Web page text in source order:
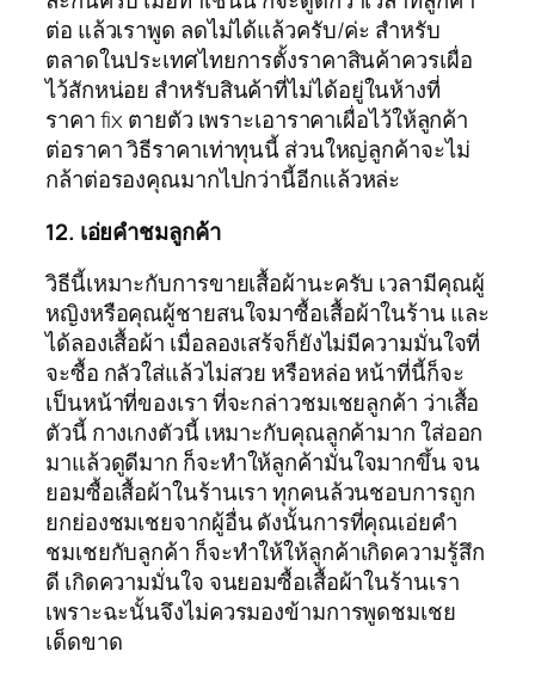
ต่อ แล้วเราพูด ลดไม่ได้แล้วครับ/ค่ะ สำหรับ
ตลาดในประเทศไทยการตั้งราคาสินค้าควรเผื่อ
ไว้สักหน่อย สำหรับสินค้าที่ไม่ได้อยู่ในห้างที่
ราคา fix ตายตัว เพราะเอาราคาเผื่อไว้ให้ลูกค้า
ต่อราคา วิธีราคาเท่าทุนนี้ ส่วนใหญ่ลูกค้าจะไม่
กล้าต่อรองคุณมากไปกว่านี้อีกแล้วหล่ะ
12. เอ่ยคำชมลูกค้า
วิธีนี้เหมาะกับการขายเสื้อผ้านะครับ เวลามีคุณผู้
หญิงหรือคุณผู้ชายสนใจมาซื้อเสื้อผ้าในร้าน และ
ได้ลองเสื้อผ้า เมื่อลองเสร้จก็ยังไม่มีความมั่นใจที่
จะซื้อ กลัวใส่แล้วไม่สวย หรือหล่อ หน้าที่นี้ก็จะ
เป็นหน้าที่ของเรา ที่จะกล่าวชมเชยลูกค้า ว่าเสื้อ
ตัวนี้ กางเกงตัวนี้ เหมาะกับคุณลูกค้ามาก ใส่ออก
มาแล้วดูดีมาก ก็จะทำให้ลูกค้ามั่นใจมากขึ้น จน
ยอมซื้อเสื้อผ้าในร้านเรา ทุกคนล้วนชอบการถูก
ยกย่องชมเชยจากผู้อื่น ดังนั้นการที่คุณเอ่ยคำ
ชมเชยกับลูกค้า ก็จะทำให้ให้ลูกค้าเกิดความรู้สึก
ดี เกิดความมั่นใจ จนยอมซื้อเสื้อผ้าในร้านเรา
เพราะฉะนั้นจึงไม่ควรมองข้ามการพูดชมเชย
เด็ดขาด